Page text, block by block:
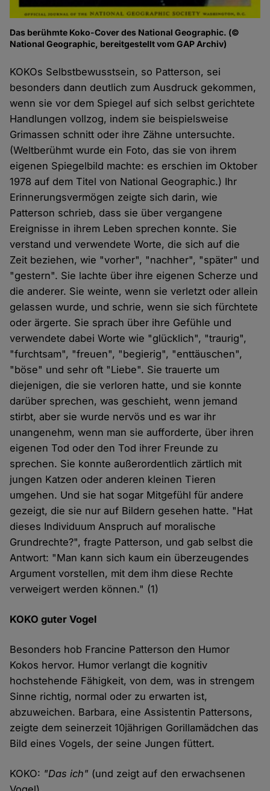
Das berühmte Koko-Cover des National Geographic. (©
National Geographic, bereitgestellt vom GAP Archiv)
KOKOs Selbstbewusstsein, so Patterson, sei
besonders dann deutlich zum Ausdruck gekommen,
wenn sie vor dem Spiegel auf sich selbst gerichtete
Handlungen vollzog, indem sie beispielsweise
Grimassen schnitt oder ihre Zähne untersuchte.
(Weltberühmt wurde ein Foto, das sie von ihrem
eigenen Spiegelbild machte: es erschien im Oktober
1978 auf dem Titel von National Geographic.) Ihr
Erinnerungsvermögen zeigte sich darin, wie
Patterson schrieb, dass sie über vergangene
Ereignisse in ihrem Leben sprechen konnte. Sie
verstand und verwendete Worte, die sich auf die
Zeit beziehen, wie "vorher", "nachher", "später" und
"gestern". Sie lachte über ihre eigenen Scherze und
die anderer. Sie weinte, wenn sie verletzt oder allein
gelassen wurde, und schrie, wenn sie sich fürchtete
oder ärgerte. Sie sprach über ihre Gefühle und
verwendete dabei Worte wie "glücklich", "traurig",
"furchtsam", "freuen", "begierig", "enttäuschen",
"böse" und sehr oft "Liebe". Sie trauerte um
diejenigen, die sie verloren hatte, und sie konnte
darüber sprechen, was geschieht, wenn jemand
stirbt, aber sie wurde nervös und es war ihr
unangenehm, wenn man sie aufforderte, über ihren
eigenen Tod oder den Tod ihrer Freunde zu
sprechen. Sie konnte außerordentlich zärtlich mit
jungen Katzen oder anderen kleinen Tieren
umgehen. Und sie hat sogar Mitgefühl für andere
gezeigt, die sie nur auf Bildern gesehen hatte. "Hat
dieses Individuum Anspruch auf moralische
Grundrechte?", fragte Patterson, und gab selbst die
Antwort: "Man kann sich kaum ein überzeugendes
Argument vorstellen, mit dem ihm diese Rechte
verweigert werden können." (1)
KOKO guter Vogel
Besonders hob Francine Patterson den Humor
Kokos hervor. Humor verlangt die kognitiv
hochstehende Fähigkeit, von dem, was in strengem
Sinne richtig, normal oder zu erwarten ist,
abzuweichen. Barbara, eine Assistentin Pattersons,
zeigte dem seinerzeit 10jährigen Gorillamädchen das
Bild eines Vogels, der seine Jungen füttert.
KOKO: "Das ich" (und zeigt auf den erwachsenen